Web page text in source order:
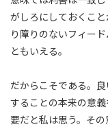
がしろにしておくこ
り障りのないフィー
ともいえる。
だからこそである。
することの本来の意
要だと私は思う。そ